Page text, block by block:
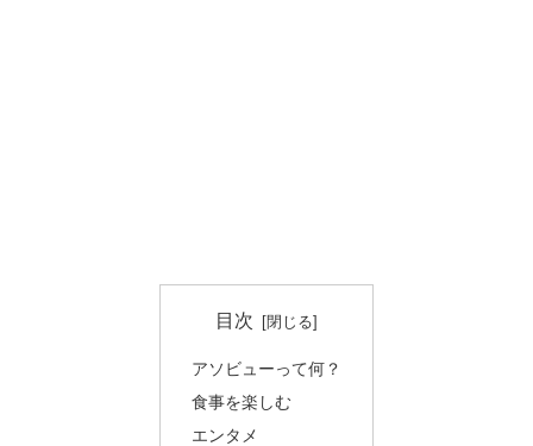
目次
アソビューって何？
食事を楽しむ
エンタメ